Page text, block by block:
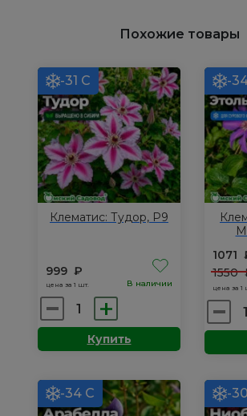
Похожие товары
-31 С
Клематис: Тудор, Р9
999 ₽
цена за 1 шт. В наличии
Количество
товара
Клематис:
Р9
Купить
-
1071
1550
цена за 1
де
-34 С -